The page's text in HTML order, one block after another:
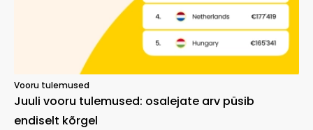
Vooru tulemused
Juuli vooru tulemused: osalejate arv püsib
endiselt kõrgel